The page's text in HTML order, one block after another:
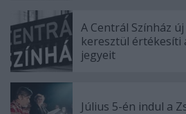
A Centrál Színház
keresztül értékesíti
jegyeit
Július 5-én indul a